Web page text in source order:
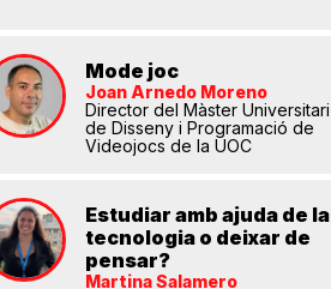
Mode joc
Joan Arnedo Moreno
Director del Màster Universitari
de Disseny i Programació de
Videojocs de la UOC
Estudiar amb ajuda de la
tecnologia o deixar de
pensar?
Martina Salamero